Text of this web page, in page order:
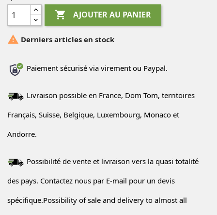
 AJOUTER AU PANIER
 Derniers articles en stock
Paiement sécurisé via virement ou Paypal.
Livraison possible en France, Dom Tom, territoires
Français, Suisse, Belgique, Luxembourg, Monaco et
Andorre.
Possibilité de vente et livraison vers la quasi totalité
des pays. Contactez nous par E-mail pour un devis
spécifique.Possibility of sale and delivery to almost all